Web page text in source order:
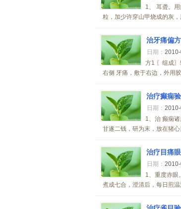
1、 耳聋。
粒，加少许穿山甲烧成的灰
治牙痛偏
日期：
方1 〖组成
右侧 牙痛，敷于右边，外用
治疗癫痫
日期：
1、治 癫痫
甘遂二钱，研为末，放在猪
治疗目痛
日期：
1、重度赤眼
煮成七合，澄清后，每日煎